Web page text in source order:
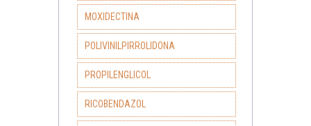
MOXIDECTINA
POLIVINILPIRROLIDONA
PROPILENGLICOL
RICOBENDAZOL